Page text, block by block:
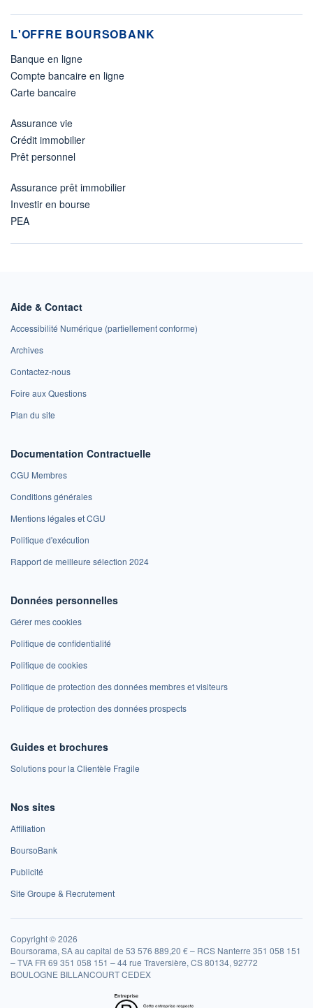
L'OFFRE BOURSOBANK
Banque en ligne
Compte bancaire en ligne
Carte bancaire
Assurance vie
Crédit immobilier
Prêt personnel
Assurance prêt immobilier
Investir en bourse
PEA
Aide & Contact
Accessibilité Numérique (partiellement conforme)
Archives
Contactez-nous
Foire aux Questions
Plan du site
Documentation Contractuelle
CGU Membres
Conditions générales
Mentions légales et CGU
Politique d'exécution
Rapport de meilleure sélection 2024
Données personnelles
Gérer mes cookies
Politique de confidentialité
Politique de cookies
Politique de protection des données membres et visiteurs
Politique de protection des données prospects
Guides et brochures
Solutions pour la Clientèle Fragile
Nos sites
Affiliation
BoursoBank
Publicité
Site Groupe & Recrutement
Copyright © 2026
Boursorama, SA au capital de 53 576 889,20 € – RCS Nanterre 351 058 151
– TVA FR 69 351 058 151 – 44 rue Traversière, CS 80134, 92772
BOULOGNE BILLANCOURT CEDEX